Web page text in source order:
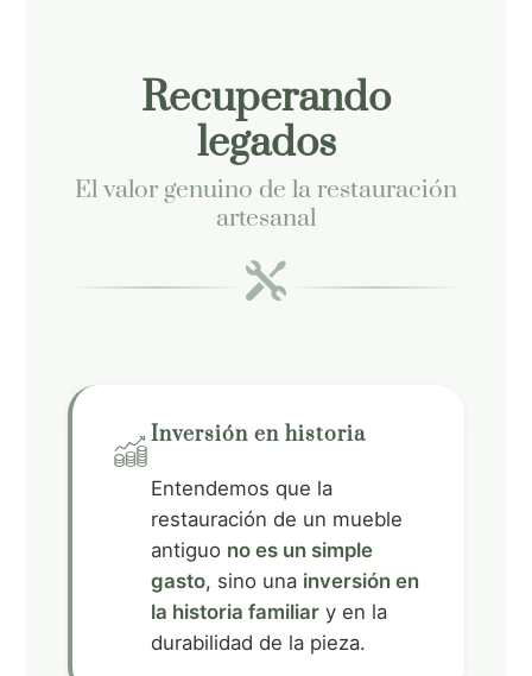
Recuperando
legados
El valor genuino de la restauración
artesanal
oo
ls
ic
on
Inversión en historia
Entendemos que la
restauración de un mueble
antiguo no es un simple
gasto, sino una inversión en
la historia familiar y en la
durabilidad de la pieza.